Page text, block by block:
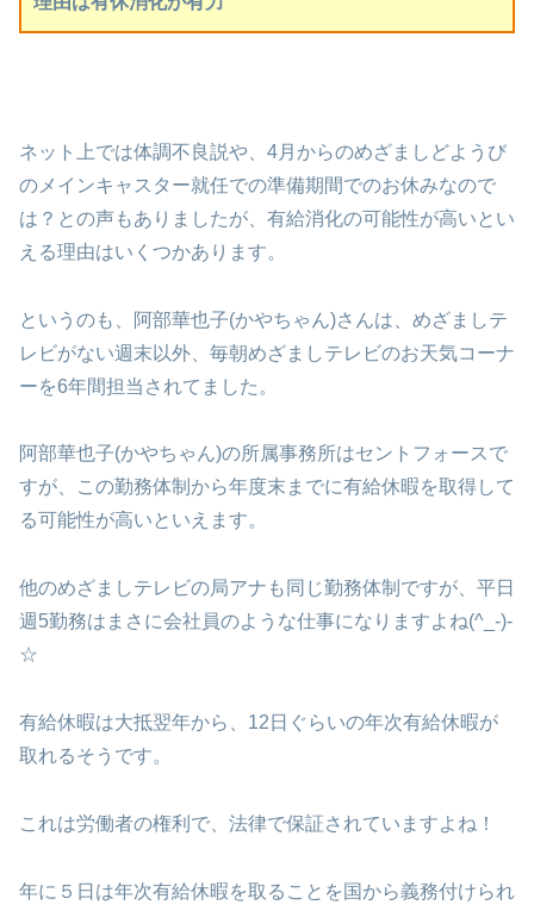
ネット上では体調不良説や、4月からのめざましどようび
のメインキャスター就任での準備期間でのお休みなので
は？との声もありましたが、有給消化の可能性が高いとい
える理由はいくつかあります。
というのも、阿部華也子(かやちゃん)さんは、めざましテ
レビがない週末以外、毎朝めざましテレビのお天気コーナ
ーを6年間担当されてました。
阿部華也子(かやちゃん)の所属事務所はセントフォースで
すが、この勤務体制から年度末までに有給休暇を取得して
る可能性が高いといえます。
他のめざましテレビの局アナも同じ勤務体制ですが、平日
週5勤務はまさに会社員のような仕事になりますよね(^_-)-
☆
有給休暇は大抵翌年から、12日ぐらいの年次有給休暇が
取れるそうです。
これは労働者の権利で、法律で保証されていますよね！
年に５日は年次有給休暇を取ることを国から義務付けられ